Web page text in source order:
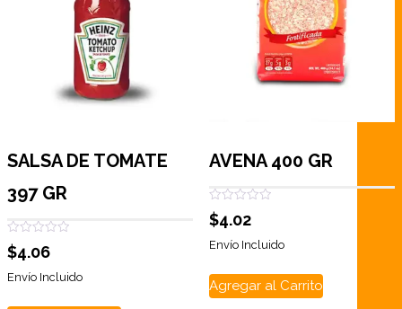
SALSA DE TOMATE
397 GR
Valorado
con
de
$4.06
Envío Incluido
AVENA 400 GR
Valorado
con
de
$4.02
Envío Incluido
Agregar al Carrito